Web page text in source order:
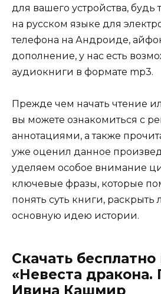
для вашего устройства, будь
на русском языке для
телефона на Андроиде,
дополнение, у нас есть
аудиокниги в формате mp3.
Прежде чем начать чтение
вы можете ознакомиться с
аннотациями, а также
уже оценил данное
уделяем особое внимание
ключевые фразы, которые
понять суть книги, раскрыть
основную идею истории.
Скачать бесплатно
«Невеста
Ивина Кашмир